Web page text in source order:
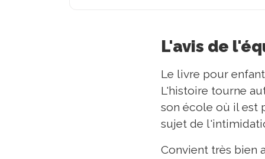
L'avis de
Le livre pour
L'histoire tourne
son école où il est
sujet de
Convient très bien